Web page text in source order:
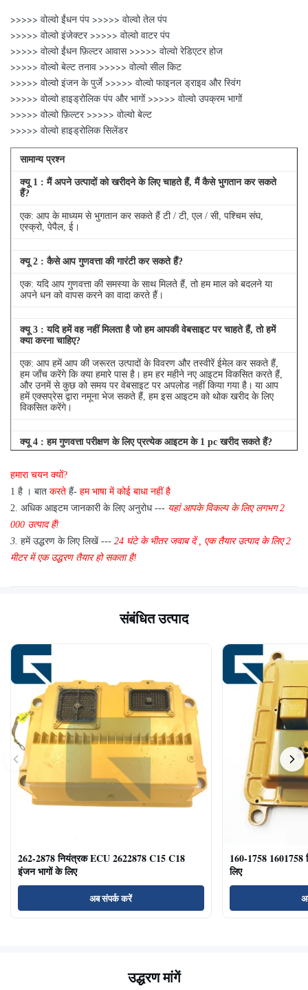
>>>>> वोल्वो ईंधन पंप >>>>> वोल्वो तेल पंप
>>>>> वोल्वो इंजेक्टर >>>>> वोल्वो वाटर पंप
>>>>> वोल्वो ईंधन फ़िल्टर आवास >>>>> वोल्वो रेडिएटर होज
>>>>> वोल्वो बेल्ट तनाव >>>>> वोल्वो सील किट
>>>>> वोल्वो इंजन के पुर्जे >>>>> वोल्वो फाइनल ड्राइव और स्विंग
>>>>> वोल्वो हाइड्रोलिक पंप और भागों >>>>> वोल्वो उपक्रम भागों
>>>>> वोल्वो फ़िल्टर >>>>> वोल्वो बेल्ट
>>>>> वोल्वो हाइड्रोलिक सिलेंडर
सामान्य प्रश्न
क्यू 1 : मैं अपने उत्पादों को खरीदने के लिए चाहते हैं, मैं कैसे भुगतान कर सकते
हैं?
एक: आप के माध्यम से भुगतान कर सकते हैं टी / टी, एल / सी, पश्चिम संघ,
एस्क्रो, पेपैल, ई।
क्यू 2 : कैसे आप गुणवत्ता की गारंटी कर सकते हैं?
एक: यदि आप गुणवत्ता की समस्या के साथ मिलते हैं, तो हम माल को बदलने या
अपने धन को वापस करने का वादा करते हैं।
क्यू 3 : यदि हमें वह नहीं मिलता है जो हम आपकी वेबसाइट पर चाहते हैं, तो हमें
क्या करना चाहिए?
एक: आप हमें आप की जरूरत उत्पादों के विवरण और तस्वीरें ईमेल कर सकते हैं,
हम जाँच करेंगे कि क्या हमारे पास है। हम हर महीने नए आइटम विकसित करते हैं,
और उनमें से कुछ को समय पर वेबसाइट पर अपलोड नहीं किया गया है। या आप
हमें एक्सप्रेस द्वारा नमूना भेज सकते हैं, हम इस आइटम को थोक खरीद के लिए
विकसित करेंगे।
क्यू 4 : हम गुणवत्ता परीक्षण के लिए प्रत्येक आइटम के 1 pc खरीद सकते हैं?
आप स्टॉक में की जरूरत है
हमारा चयन क्यों?
1 है । बात करते हैं- हम भाषा में कोई बाधा नहीं है
2. अधिक आइटम जानकारी के लिए अनुरोध --- यहां आपके विकल्प के लिए लगभग 2
000 उत्पाद हैं!
3. हमें उद्धरण के लिए लिखें --- 24 घंटे के भीतर जवाब दें , एक तैयार उत्पाद के लिए 2
मीटर में एक उद्धरण तैयार हो सकता है!
संबंधित उत्पाद
262-2878 नियंत्रक ECU 2622878 C15 C18
इंजन भागों के लिए
अब संपर्क करें
160-1758
लिए
उद्धरण मांगें